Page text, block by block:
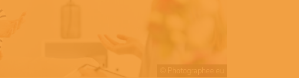
© Photographee.eu